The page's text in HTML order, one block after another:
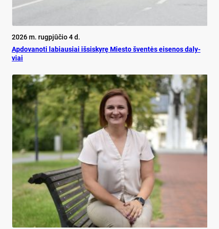
2026 m. rugpjūčio 4 d.
Ap­do­va­no­ti la­biau­siai iš­si­sky­rę Mies­to šven­tės ei­se­nos da­ly­
viai